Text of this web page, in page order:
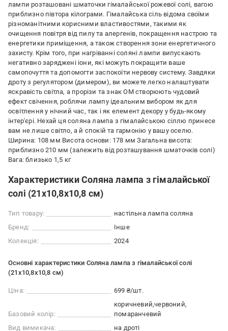
лампи розташовані шматочки гімалайської рожевої солі, вагою
приблизно півтора кілограми. Гімалайська сіль відома своїми
різноманітними корисними властивостями, такими як
очищення повітря від пилу та алергенів, покращення настрою та
енергетики приміщення, а також створення зони енергетичного
захисту. Крім того, при нагріванні соляні лампи випускають
негативно заряджені іони, які можуть покращити ваше
самопочуття та допомогти заспокоїти нервову систему. Завдяки
дроту з регулятором (димером), ви можете легко налаштувати
яскравість світла, а прорізи та знак ОМ створюють чудовий
ефект свічення, роблячи лампу ідеальним вибором як для
освітлення у нічний час, так і як елемент декору у будь-якому
інтер'єрі. Нехай ця соляна лампа з гімалайською сіллю принесе
вам не лише світло, а й спокій та гармонію у вашу оселю.
Ширина: 108 мм Висота основи: 178 мм Загальна висота:
приблизно 210 мм (залежить від розташування шматочків солі)
Вага: близько 1,5 кг
Характеристики Соляна лампа з гімалайської
солі (21х10,8х10,8 cм)
Тип товару:
настільна лампа соляна
Бренд:
Інше
Колекція:
2024
Основні характеристики Соляна лампа з гімалайської солі
(21х10,8х10,8 cм)
Ціна: 699 ₴/шт.
Базовий колір:
коричневий червоний
помаранчевий
Вид вимикача:
на дроті